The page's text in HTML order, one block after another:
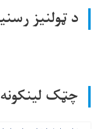
د ټولنیز
چټک لینکونه